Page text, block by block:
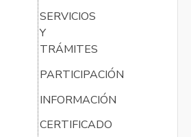
SERVICIOS
Y
TRÁMITES
PARTICIPACIÓN
INFORMACIÓN
CERTIFICADO